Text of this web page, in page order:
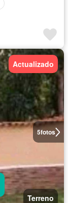
5fotos
Actualizado
Terreno